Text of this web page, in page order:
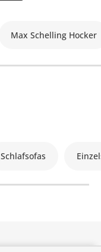
Max Schelling Hocker
Schlafsofas